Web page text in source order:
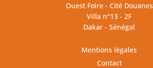
Ouest Foire - Cité Douanes
Villa n°13 - 2F
Dakar - Sénégal
Mentions légales
Contact